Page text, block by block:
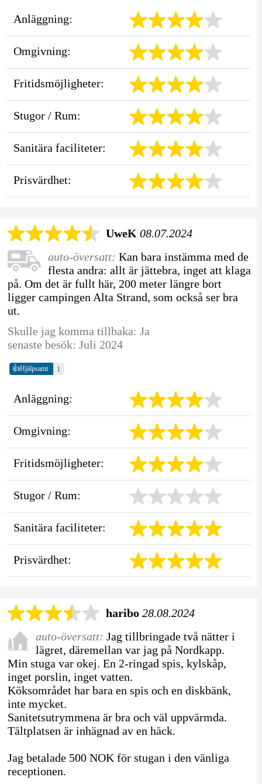
Anläggning:
Omgivning:
Fritidsmöjligheter:
Stugor / Rum:
Sanitära faciliteter:
Prisvärdhet:
UweK 08.07.2024
auto-översatt: Kan bara instämma med de
flesta andra: allt är jättebra, inget att klaga
på. Om det är fullt här, 200 meter längre bort
ligger campingen Alta Strand, som också ser bra
ut.
Skulle jag komma tillbaka: Ja
senaste besök: Juli 2024
👍Hjälpsamt 1
Anläggning:
Omgivning:
Fritidsmöjligheter:
Stugor / Rum:
Sanitära faciliteter:
Prisvärdhet:
haribo 28.08.2024
auto-översatt: Jag tillbringade två nätter i
lägret, däremellan var jag på Nordkapp.
Min stuga var okej. En 2-ringad spis, kylskåp,
inget porslin, inget vatten.
Köksområdet har bara en spis och en diskbänk,
inte mycket.
Sanitetsutrymmena är bra och väl uppvärmda.
Tältplatsen är inhägnad av en häck.
Jag betalade 500 NOK för stugan i den vänliga
receptionen.